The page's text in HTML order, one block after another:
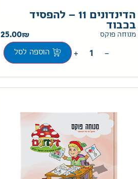
הדינדונים 11 – להפסיד
בכבוד
מנוחה פוקס 25.00
−
+ הוספה לסל